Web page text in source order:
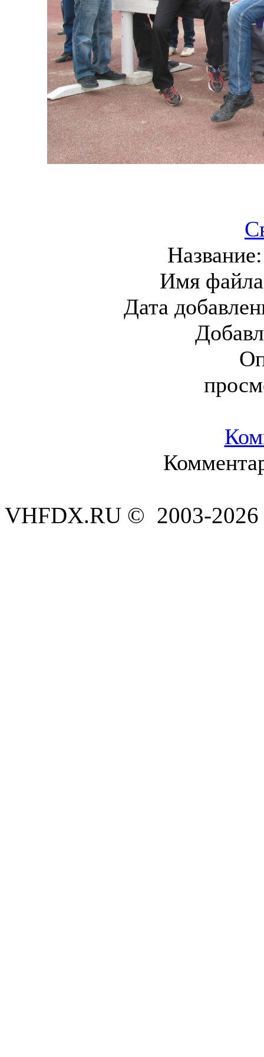
Имя
Дата
VHFDX.RU © 2003-2026